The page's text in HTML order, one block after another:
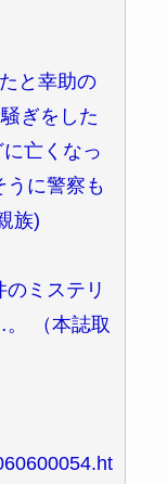
と幸助の
ぎをした
亡くなっ
に警察も
族)
ミステリ
（本誌取